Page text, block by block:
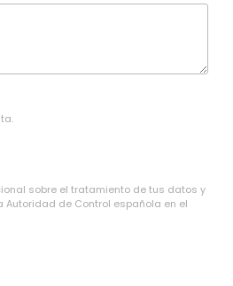
sobre el tratamiento de tus datos y
de Control española en el